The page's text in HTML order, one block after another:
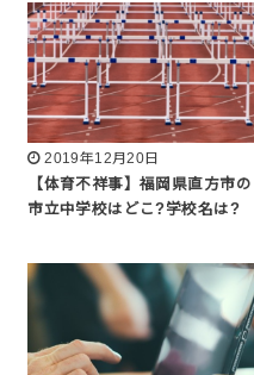
2019年12月20日
【体育不祥事】福岡県直方市の
市立中学校はどこ?学校名は?